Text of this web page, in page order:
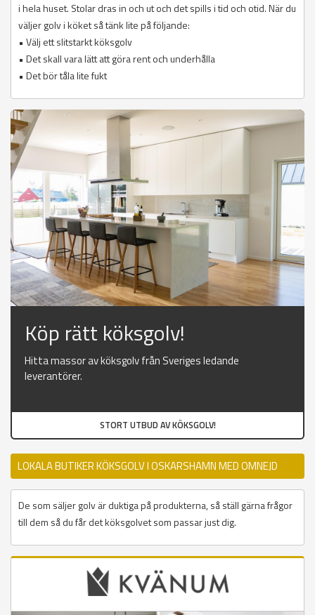
i hela huset. Stolar dras in och ut och det spills i tid och otid. När du
väljer golv i köket så tänk lite på följande:
• Välj ett slitstarkt köksgolv
• Det skall vara lätt att göra rent och underhålla
• Det bör tåla lite fukt
Köp rätt köksgolv!
Hitta massor av köksgolv från Sveriges ledande
leverantörer.
STORT UTBUD AV KÖKSGOLV!
LOKALA BUTIKER KÖKSGOLV I OSKARSHAMN MED OMNEJD
De som säljer golv är duktiga på produkterna, så ställ gärna frågor
till dem så du får det köksgolvet som passar just dig.